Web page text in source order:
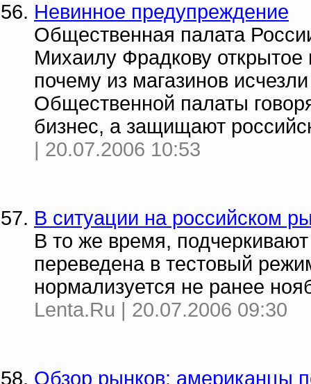
Невинное предупреждение
Общественная палата
Михаилу Фрадкову открытое
почему из магазинов
Общественной палаты
бизнес, а защищают
| 20.07.2006 10:53
В ситуации на российском
В то же время,
переведена в тестовый
нормализуется не ранее
Lenta.Ru | 20.07.2006 09:30
Обзор рынков: американцы